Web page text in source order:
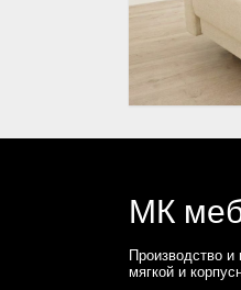
МК
Производство и
мягкой и